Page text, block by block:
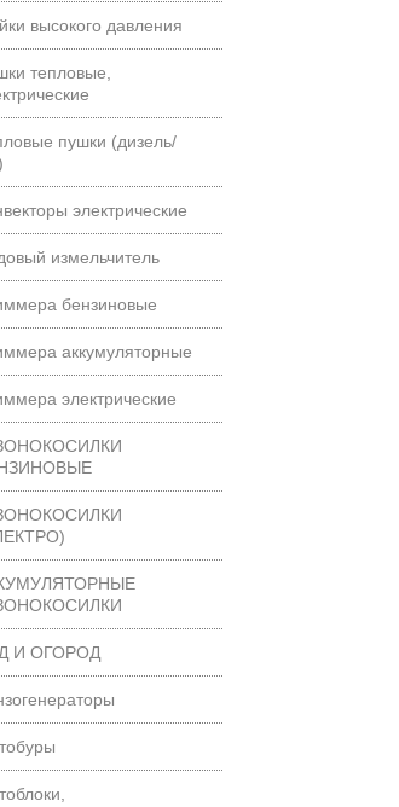
высокого давления
тепловые,
пушки (дизель/
электрические
измельчитель
бензиновые
аккумуляторные
электрические
И ОГОРОД